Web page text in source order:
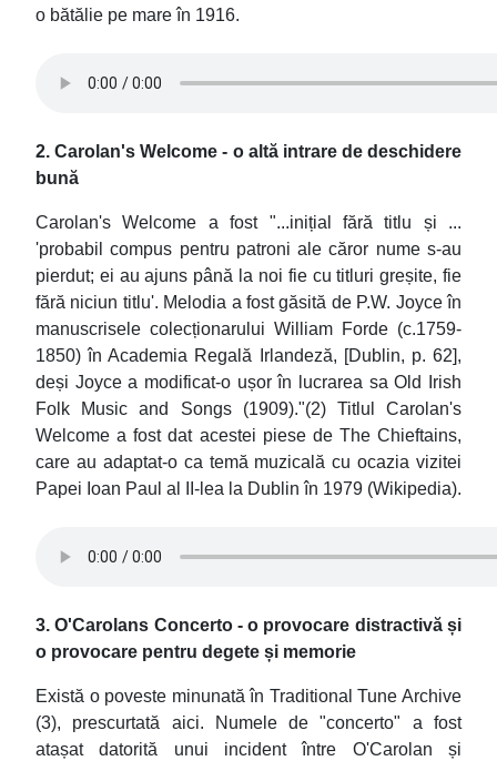
o bătălie pe mare în 1916.
2. Carolan's Welcome - o altă intrare de deschidere
bună
Carolan's Welcome a fost "...inițial fără titlu și ...
'probabil compus pentru patroni ale căror nume s-au
pierdut; ei au ajuns până la noi fie cu titluri greșite, fie
fără niciun titlu'. Melodia a fost găsită de P.W. Joyce în
manuscrisele colecționarului William Forde (c.1759-
1850) în Academia Regală Irlandeză, [Dublin, p. 62],
deși Joyce a modificat-o ușor în lucrarea sa Old Irish
Folk Music and Songs (1909)."(2) Titlul Carolan's
Welcome a fost dat acestei piese de The Chieftains,
care au adaptat-o ca temă muzicală cu ocazia vizitei
Papei Ioan Paul al II-lea la Dublin în 1979 (Wikipedia).
3. O'Carolans Concerto - o provocare distractivă și
o provocare pentru degete și memorie
Există o poveste minunată în Traditional Tune Archive
(3), prescurtată aici. Numele de "concerto" a fost
atașat datorită unui incident între O'Carolan și